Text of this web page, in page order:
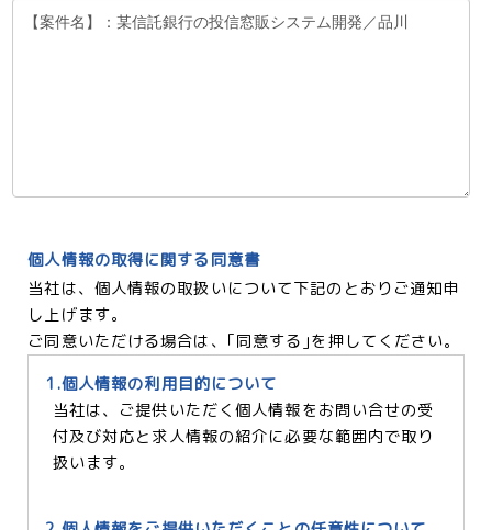
個人情報の取得に関する同意書
当社は、個人情報の取扱いについて下記のとおりご通知申
し上げます。
ご同意いただける場合は、｢同意する｣を押してください。
1.個人情報の利用目的について
当社は、ご提供いただく個人情報をお問い合せの受
付及び対応と求人情報の紹介に必要な範囲内で取り
扱います。